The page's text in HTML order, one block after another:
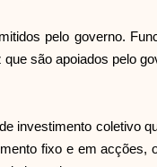
pelo governo.
são apoiados pelo
investimento coletivo
fixo e em